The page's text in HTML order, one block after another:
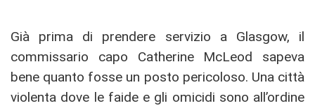
Già prima di prendere servizio a Glasgow, il
commissario capo Catherine McLeod sapeva
bene quanto fosse un posto pericoloso. Una città
violenta dove le faide e gli omicidi sono all’ordine